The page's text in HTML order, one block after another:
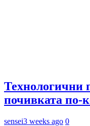
Технологични
почивката по-
sensei3 weeks ago 0